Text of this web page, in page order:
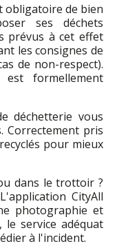
obligatoire de bien
ses déchets
prévus à cet effet
les consignes de
de non-respect).
formellement
déchetterie vous
Correctement pris
pour mieux
dans le trottoir ?
CityAll
photographie et
service adéquat
à l'incident.